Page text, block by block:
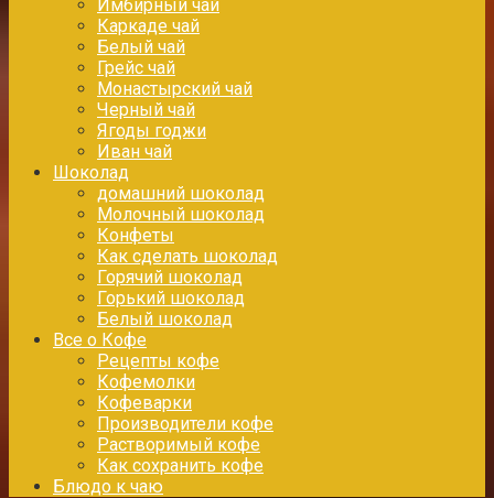
Имбирный чай
Каркаде чай
Белый чай
Грейс чай
Монастырский чай
Черный чай
Ягоды годжи
Иван чай
Шоколад
домашний шоколад
Молочный шоколад
Конфеты
Как сделать шоколад
Горячий шоколад
Горький шоколад
Белый шоколад
Все о Кофе
Рецепты кофе
Кофемолки
Кофеварки
Производители кофе
Растворимый кофе
Как сохранить кофе
Блюдо к чаю